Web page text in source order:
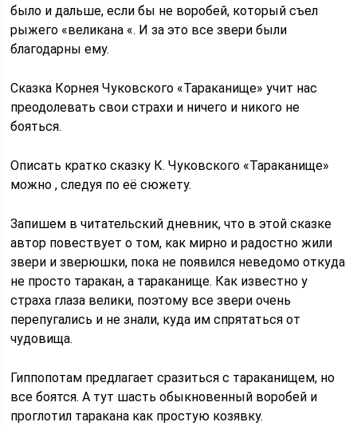
было и дальше, если бы не воробей, который съел
рыжего «великана «. И за это все звери были
благодарны ему.
Сказка Корнея Чуковского «Тараканище» учит нас
преодолевать свои страхи и ничего и никого не
бояться.
Описать кратко сказку К. Чуковского «Тараканище»
можно , следуя по её сюжету.
Запишем в читательский дневник, что в этой сказке
автор повествует о том, как мирно и радостно жили
звери и зверюшки, пока не появился неведомо откуда
не просто таракан, а тараканище. Как известно у
страха глаза велики, поэтому все звери очень
перепугались и не знали, куда им спрятаться от
чудовища.
Гиппопотам предлагает сразиться с тараканищем, но
все боятся. А тут шасть обыкновенный воробей и
проглотил таракана как простую козявку.